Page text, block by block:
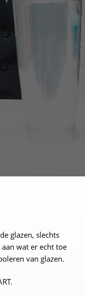
glazen, slechts
wat er echt toe
van glazen.